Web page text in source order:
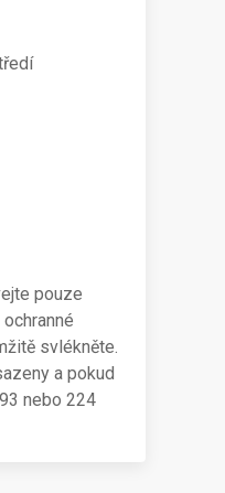
pouze
svlékněte.
a pokud
nebo 224